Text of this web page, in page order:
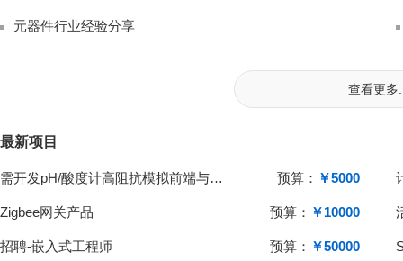
元器件行业经验分享
查看更多
最新项目
需开发pH/酸度计高阻抗模拟前端与单片机系统 预算： ￥5000
Zigbee网关产品 预算： ￥10000
招聘-嵌入式工程师 预算： ￥50000